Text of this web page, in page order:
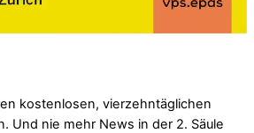
kostenlosen, vierzehntäglichen
Und nie mehr News in der 2. Säule